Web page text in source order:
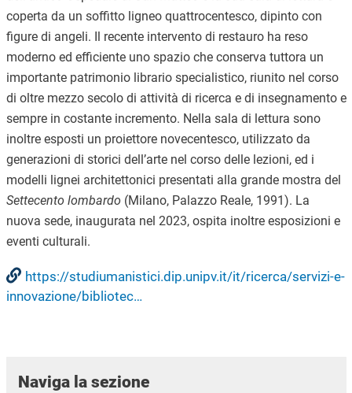
coperta da un soffitto ligneo quattrocentesco, dipinto con
figure di angeli. Il recente intervento di restauro ha reso
moderno ed efficiente uno spazio che conserva tuttora un
importante patrimonio librario specialistico, riunito nel corso
di oltre mezzo secolo di attività di ricerca e di insegnamento e
sempre in costante incremento. Nella sala di lettura sono
inoltre esposti un proiettore novecentesco, utilizzato da
generazioni di storici dell’arte nel corso delle lezioni, ed i
modelli lignei architettonici presentati alla grande mostra del
Settecento lombardo (Milano, Palazzo Reale, 1991). La
nuova sede, inaugurata nel 2023, ospita inoltre esposizioni e
eventi culturali.
https://studiumanistici.dip.unipv.it/it/ricerca/servizi-e-
innovazione/bibliotec…
Naviga la sezione